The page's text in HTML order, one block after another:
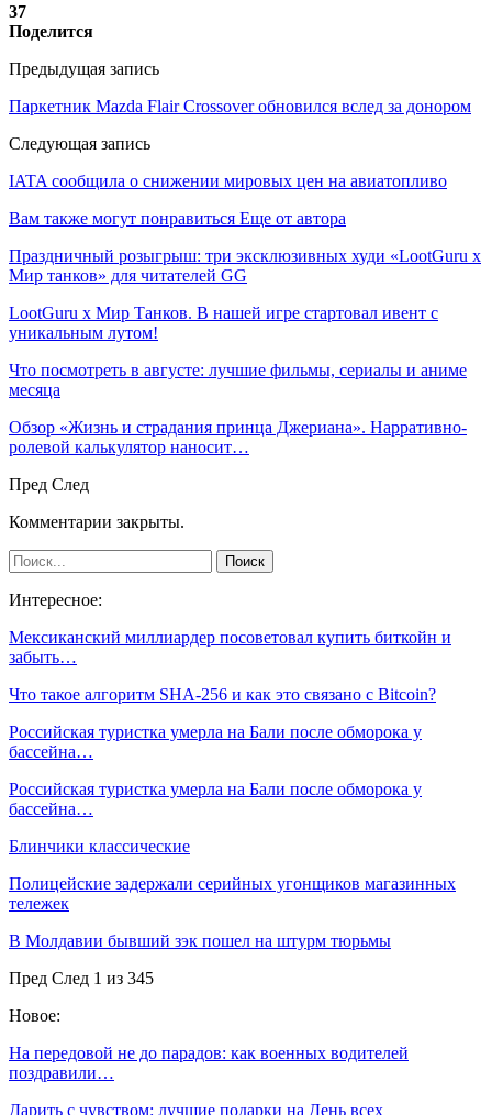
37
Поделится
Предыдущая запись
Паркетник Mazda Flair Crossover обновился вслед за донором
Следующая запись
IATA сообщила о снижении мировых цен на авиатопливо
Вам также могут понравиться Еще от автора
Праздничный розыгрыш: три эксклюзивных худи «LootGuru х
Мир танков» для читателей GG
LootGuru x Мир Танков. В нашей игре стартовал ивент с
уникальным лутом!
Что посмотреть в августе: лучшие фильмы, сериалы и аниме
месяца
Обзор «Жизнь и страдания принца Джериана». Нарративно-
ролевой калькулятор наносит…
Пред След
Комментарии закрыты.
Интересное:
Мексиканский миллиардер посоветовал купить биткойн и
забыть…
Что такое алгоритм SHA-256 и как это связано с Bitcoin?
Российская туристка умерла на Бали после обморока у
бассейна…
Российская туристка умерла на Бали после обморока у
бассейна…
Блинчики классические
Полицейские задержали серийных угонщиков магазинных
тележек
В Молдавии бывший зэк пошел на штурм тюрьмы
Пред След 1 из 345
Новое:
На передовой не до парадов: как военных водителей
поздравили…
Дарить с чувством: лучшие подарки на День всех